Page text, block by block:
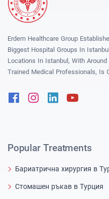
Erdem Healthcare Group
Biggest Hospital Groups In
Locations In Istanbul, With Around
Trained Medical Professionals, Is
FacebookInstagram
Linkedin
Popular Treatments
Бариатрична хирургия в
Стомашен ръкав в Турция